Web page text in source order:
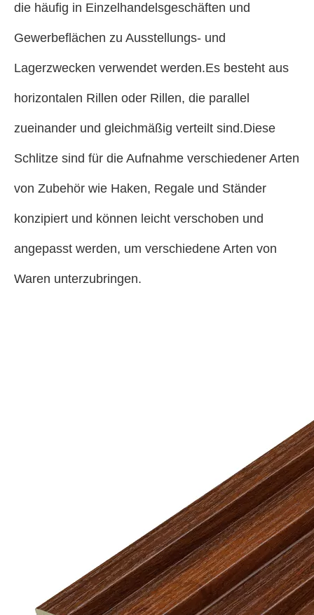
die häufig in Einzelhandelsgeschäften und
Gewerbeflächen zu Ausstellungs- und
Lagerzwecken verwendet werden.Es besteht aus
horizontalen Rillen oder Rillen, die parallel
zueinander und gleichmäßig verteilt sind.Diese
Schlitze sind für die Aufnahme verschiedener Arten
von Zubehör wie Haken, Regale und Ständer
konzipiert und können leicht verschoben und
angepasst werden, um verschiedene Arten von
Waren unterzubringen.